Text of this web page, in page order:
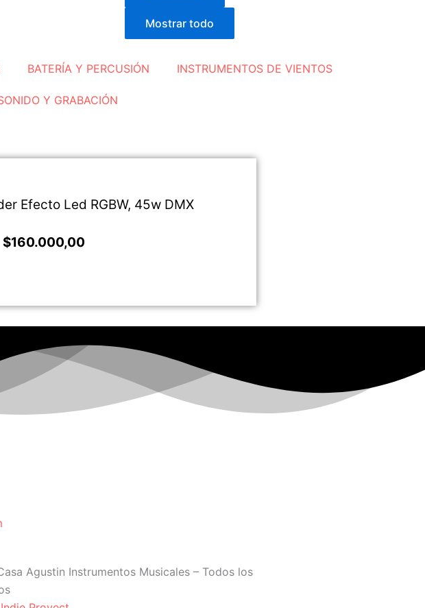
Mostrar todo
BATERÍA Y PERCUSIÓN INSTRUMENTOS DE VIENTOS
Y GRABACIÓN
Efecto Led RGBW, 45w DMX
$160.000,00
Agustin Instrumentos Musicales – Todos los